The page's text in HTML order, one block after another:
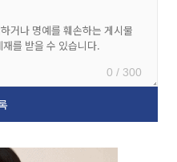
0 / 300